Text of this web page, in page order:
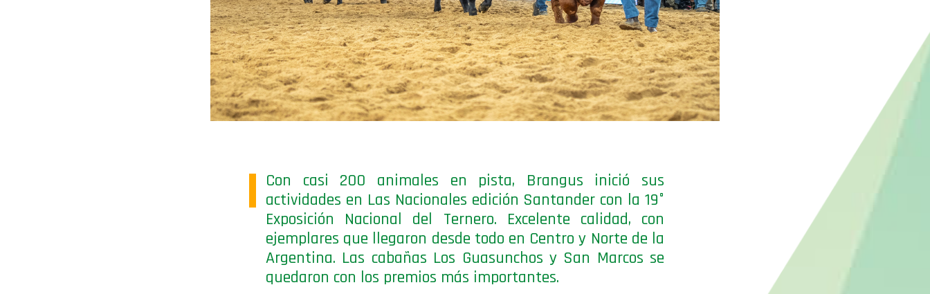
Con casi 200 animales en pista, Brangus inició sus
actividades en Las Nacionales edición Santander con la 19°
Exposición Nacional del Ternero. Excelente calidad, con
ejemplares que llegaron desde todo en Centro y Norte de la
Argentina. Las cabañas Los Guasunchos y San Marcos se
quedaron con los premios más importantes.